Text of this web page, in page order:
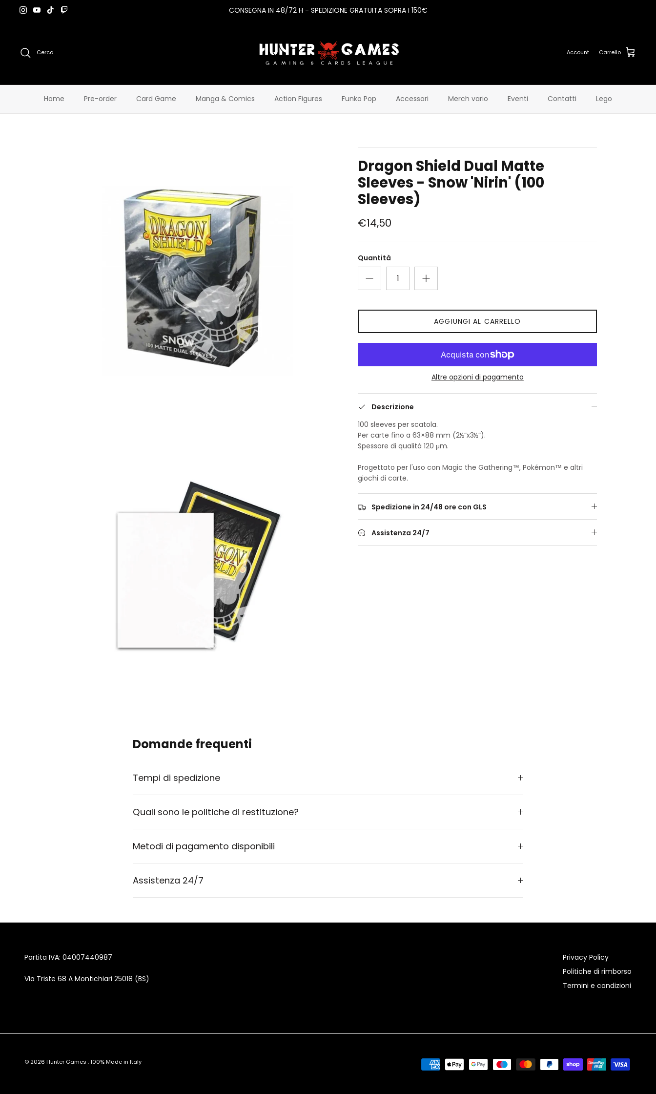
CONSEGNA IN 48/72 H - SPEDIZIONE GRATUITA SOPRA I 150€
Cerca Account Carrello
Home Pre-order Card Game Manga & Comics Action Figures Funko Pop Accessori Merch vario Eventi Contatti Lego
Dragon Shield Dual Matte
Sleeves - Snow 'Nirin' (100
Sleeves)
€14,50
Quantità
AGGIUNGI AL CARRELLO
Altre opzioni di pagamento
Descrizione
100 sleeves per scatola.
Per carte fino a 63×88 mm (2½”x3½”).
Spessore di qualità 120 μm.
Progettato per l'uso con Magic the Gathering™, Pokémon™ e altri
giochi di carte.
Spedizione in 24/48 ore con GLS
Assistenza 24/7
Domande frequenti
Tempi di spedizione
Quali sono le politiche di restituzione?
Metodi di pagamento disponibili
Assistenza 24/7
Partita IVA: 04007440987
Via Triste 68 A Montichiari 25018 (BS)
Privacy Policy
Politiche di rimborso
Termini e condizioni
© 2026 Hunter Games .100% Made in Italy